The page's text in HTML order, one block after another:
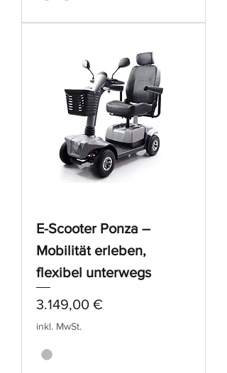
E-Scooter Ponza –
Mobilität erleben,
flexibel unterwegs
Preis
3.149,00 €
inkl. MwSt.